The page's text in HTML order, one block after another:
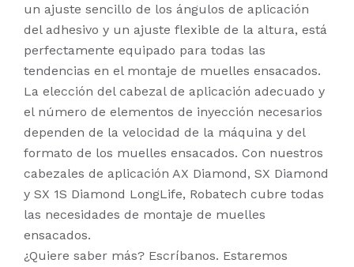
un ajuste sencillo de los ángulos de aplicación
del adhesivo y un ajuste flexible de la altura, está
perfectamente equipado para todas las
tendencias en el montaje de muelles ensacados.
La elección del cabezal de aplicación adecuado y
el número de elementos de inyección necesarios
dependen de la velocidad de la máquina y del
formato de los muelles ensacados. Con nuestros
cabezales de aplicación AX Diamond, SX Diamond
y SX 1S Diamond LongLife, Robatech cubre todas
las necesidades de montaje de muelles
ensacados.
¿Quiere saber más? Escríbanos. Estaremos